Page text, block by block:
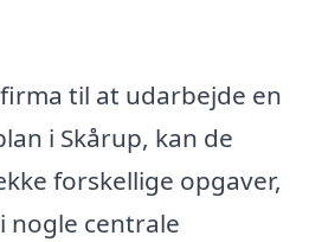
til at udarbejde en
i Skårup, kan de
forskellige opgaver,
nogle centrale